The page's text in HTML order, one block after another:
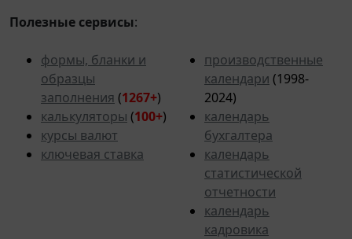
Полезные сервисы:
формы, бланки и
образцы
заполнения (1267+)
калькуляторы (100+)
курсы валют
ключевая ставка
производственные
календари (1998-
2024)
календарь
бухгалтера
календарь
статистической
отчетности
календарь
кадровика